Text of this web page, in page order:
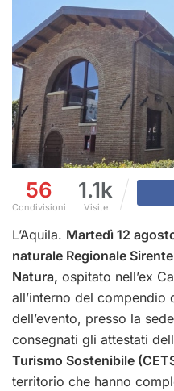
56
Condivisioni
1.1k
Visite
L’Aquila. Martedì 12
naturale Regionale
Natura, ospitato nell’ex
all’interno del
dell’evento, presso la
consegnati gli attestati
Turismo Sostenibile
territorio che hanno